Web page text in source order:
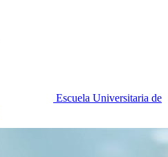
Escuela Universitaria de